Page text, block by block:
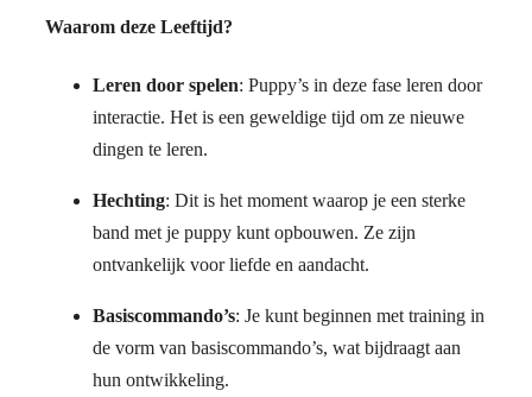
Waarom deze Leeftijd?
Leren door spelen: Puppy’s in deze fase leren door
interactie. Het is een geweldige tijd om ze nieuwe
dingen te leren.
Hechting: Dit is het moment waarop je een sterke
band met je puppy kunt opbouwen. Ze zijn
ontvankelijk voor liefde en aandacht.
Basiscommando’s: Je kunt beginnen met training in
de vorm van basiscommando’s, wat bijdraagt aan
hun ontwikkeling.